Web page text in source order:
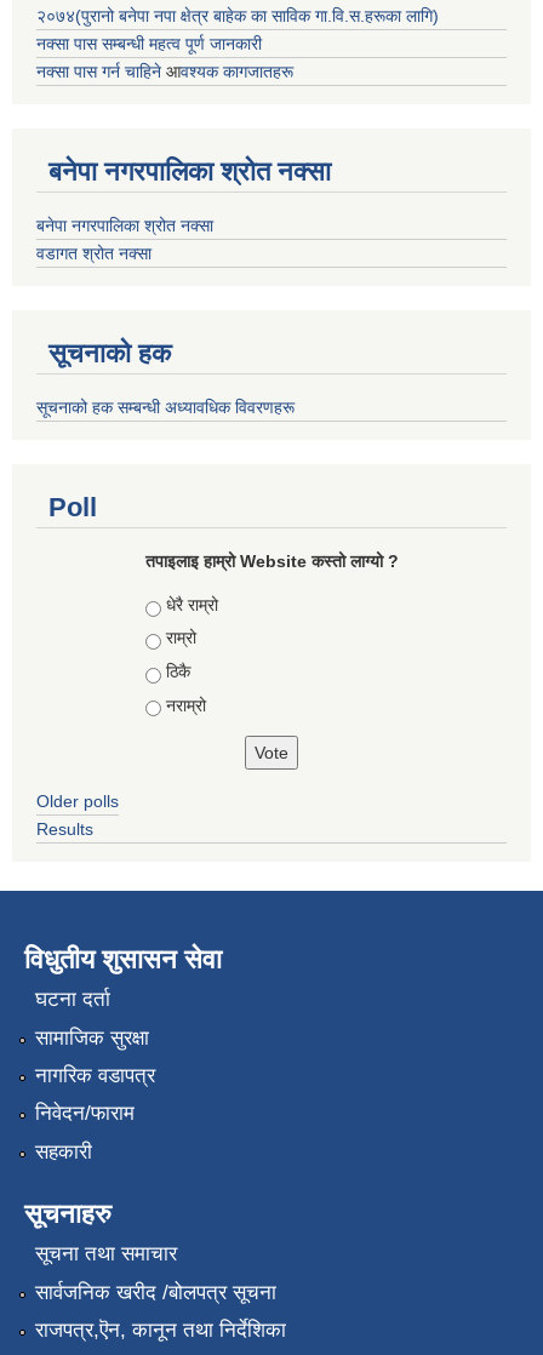
२०७४(पुरानो बनेपा नपा क्षेत्र बाहेक का साविक गा.वि.स.हरूका लागि)
नक्सा पास सम्बन्धी महत्व पूर्ण जानकारी
नक्सा पास गर्न चाहिने आवश्यक कागजातहरू
बनेपा नगरपालिका श्रोत नक्सा
बनेपा नगरपालिका श्रोत नक्सा
वडागत श्रोत नक्सा
सूचनाको हक
सूचनाको हक सम्बन्धी अध्यावधिक विवरणहरू
Poll
तपाइलाइ हाम्रो Website कस्तो लाग्यो ?
Choices
धेरै राम्रो
राम्रो
ठिकै
नराम्रो
Older polls
Results
विधुतीय शुसासन सेवा
घटना दर्ता
सामाजिक सुरक्षा
नागरिक वडापत्र
निवेदन/फाराम
सहकारी
सूचनाहरु
सूचना तथा समाचार
सार्वजनिक खरीद /बोलपत्र सूचना
राजपत्र,ऎन, कानून तथा निर्देशिका